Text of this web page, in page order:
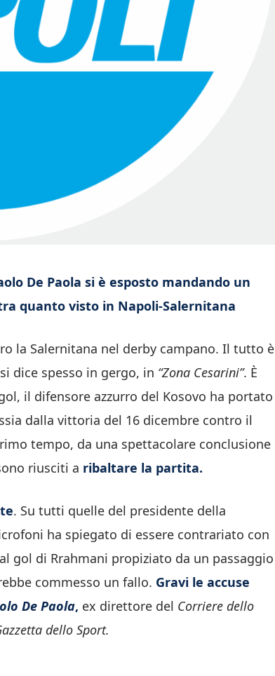
De Paola si è esposto mandando un
quanto visto in Napoli-Salernitana
la Salernitana nel derby campano. Il tutto è
dice spesso in gergo, in “Zona Cesarini”. È
il difensore azzurro del Kosovo ha portato
dalla vittoria del 16 dicembre contro il
tempo, da una spettacolare conclusione
riusciti a ribaltare la partita.
. Su tutti quelle del presidente della
ha spiegato di essere contrariato con
gol di Rrahmani propiziato da un passaggio
commesso un fallo. Gravi le accuse
De Paola, ex direttore del Corriere dello
dello Sport.